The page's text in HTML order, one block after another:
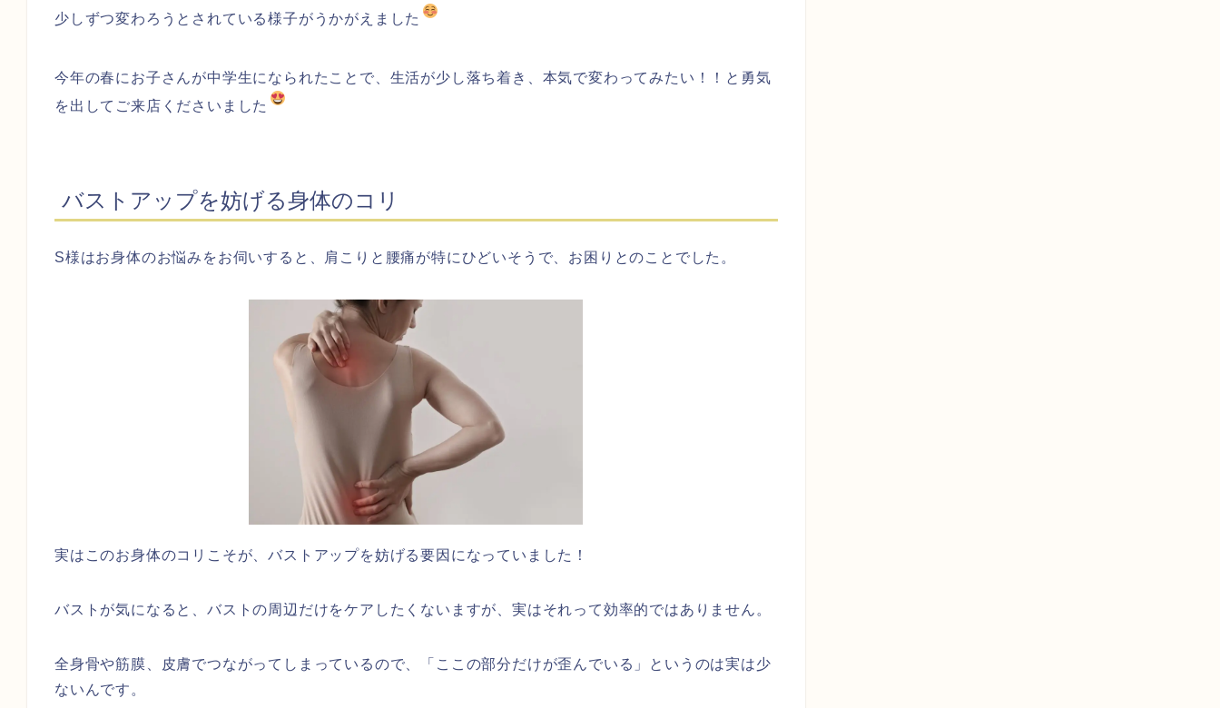
少しずつ変わろうとされている様子がうかがえました
今年の春にお子さんが中学生になられたことで、生活が少し落ち着き、本気で変わってみたい！！と勇気
を出してご来店くださいました
バストアップを妨げる身体のコリ
S様はお身体のお悩みをお伺いすると、肩こりと腰痛が特にひどいそうで、お困りとのことでした。
実はこのお身体のコリこそが、バストアップを妨げる要因になっていました！
バストが気になると、バストの周辺だけをケアしたくないますが、実はそれって効率的ではありません。
全身骨や筋膜、皮膚でつながってしまっているので、「ここの部分だけが歪んでいる」というのは実は少
ないんです。